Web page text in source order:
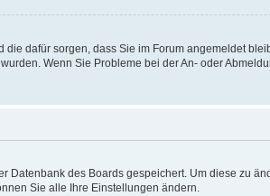
die dafür sorgen, dass Sie im Forum angemeldet
Wenn Sie Probleme bei der An- oder
des Boards gespeichert. Um diese zu
Sie alle Ihre Einstellungen ändern.